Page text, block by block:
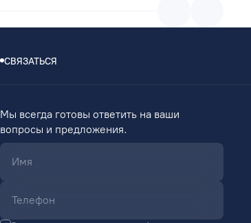
СВЯЗАТЬСЯ
Мы всегда готовы ответить на ваши
вопросы и предложения.